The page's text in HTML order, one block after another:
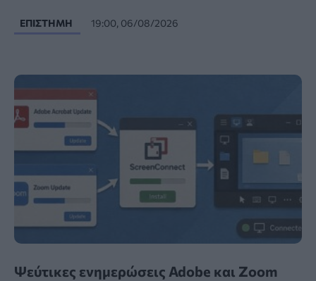
ΕΠΙΣΤΉΜΗ 19:00, 06/08/2026
Ψεύτικες ενημερώσεις Adobe και Zoom